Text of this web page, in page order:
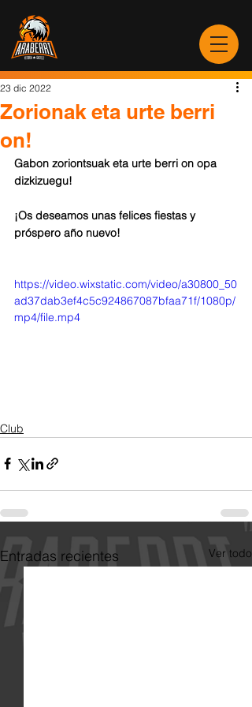
Zorionak eta urte berri
on!
23 dic 2022
Gabon zoriontsuak eta urte berri on opa
dizkizuegu!
¡Os deseamos unas felices fiestas y
próspero año nuevo!
https://video.wixstatic.com/video/a30800_50
ad37dab3ef4c5c924867087bfaa71f/1080p/
mp4/file.mp4
Club
Entradas recientes Ver todo